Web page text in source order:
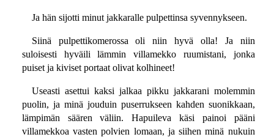
Ja hän sijotti minut jakkaralle pulpettinsa syvennykseen.
Siinä pulpettikomerossa oli niin hyvä olla! Ja niin
suloisesti hyväili lämmin villamekko ruumistani, jonka
puiset ja kiviset portaat olivat kolhineet!
Useasti asettui kaksi jalkaa pikku jakkarani molemmin
puolin, ja minä jouduin puserrukseen kahden suonikkaan,
lämpimän säären väliin. Hapuileva käsi painoi pääni
villamekkoa vasten polvien lomaan, ja siihen minä nukuin